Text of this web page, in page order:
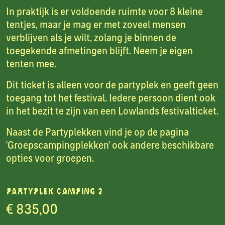
In praktijk is er voldoende ruimte voor 8 kleine
tentjes, maar je mag er met zoveel mensen
verblijven als je wilt, zolang je binnen de
toegekende afmetingen blijft. Neem je eigen
tenten mee.
Dit ticket is alleen voor de partyplek en geeft geen
toegang tot het festival. Iedere persoon dient ook
in het bezit te zijn van een Lowlands festivalticket.
Naast de Partyplekken vind je op de pagina
'Groepscampingplekken' ook andere beschikbare
opties voor groepen.
Partyplek camping 2
€ 835,00